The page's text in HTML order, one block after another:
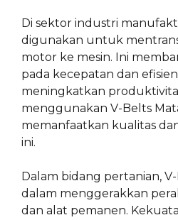
Di sektor industri
digunakan untuk
motor ke mesin. Ini
pada kecepatan dan
meningkatkan
menggunakan V-Belts
memanfaatkan kualitas
ini.
Dalam bidang pertanian,
dalam menggerakkan
dan alat pemanen.